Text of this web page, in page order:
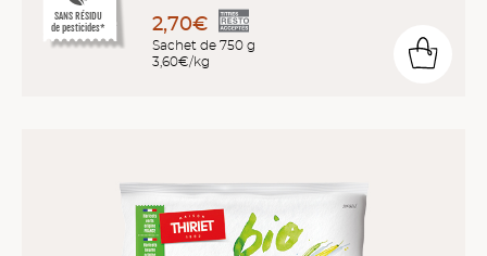
SANS RÉSIDU
de pesticides* 2,70€
Sachet de 750 g
3,60€/kg